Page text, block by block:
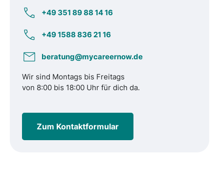
+49 351 89 88 14 16
+49 1588 836 21 16
beratung@mycareernow.de
Wir sind Montags bis Freitags
von 8:00 bis 18:00 Uhr für dich da.
Zum Kontaktformular